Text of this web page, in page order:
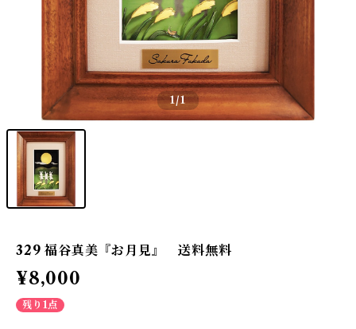
1/1
329 福谷真美『お月見』 送料無料
¥8,000
残り1点